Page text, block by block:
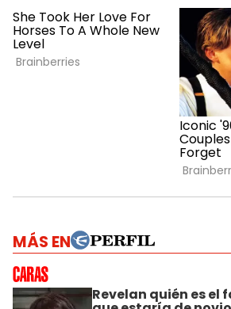
MÁS EN
Revelan quién es